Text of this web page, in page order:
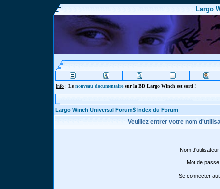
Largo
Info : Lenouveau documentairesur la BD Largo Winch est sorti !
Largo Winch Universal Forum$ Index du Forum
Veuillez entrer votre nom
Nom d'utilisateur:
Mot de passe:
Se connecter